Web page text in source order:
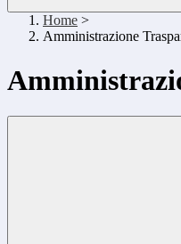
Home >
Amministrazione